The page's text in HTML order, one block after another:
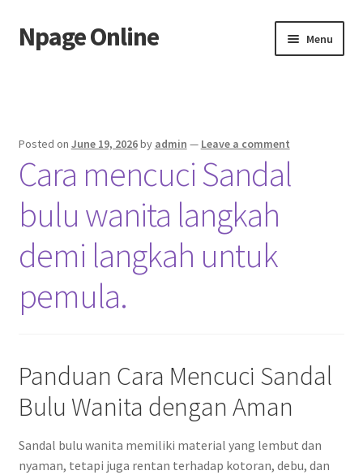
Skip
to
Skip
to
Npage Online Menu
Posted on June 19, 2026by admin — Leave a comment
Cara mencuci Sandal
bulu wanita langkah
demi langkah untuk
pemula.
Panduan Cara Mencuci Sandal
Bulu Wanita dengan Aman
Sandal bulu wanita memiliki material yang lembut dan
nyaman, tetapi juga rentan terhadap kotoran, debu, dan